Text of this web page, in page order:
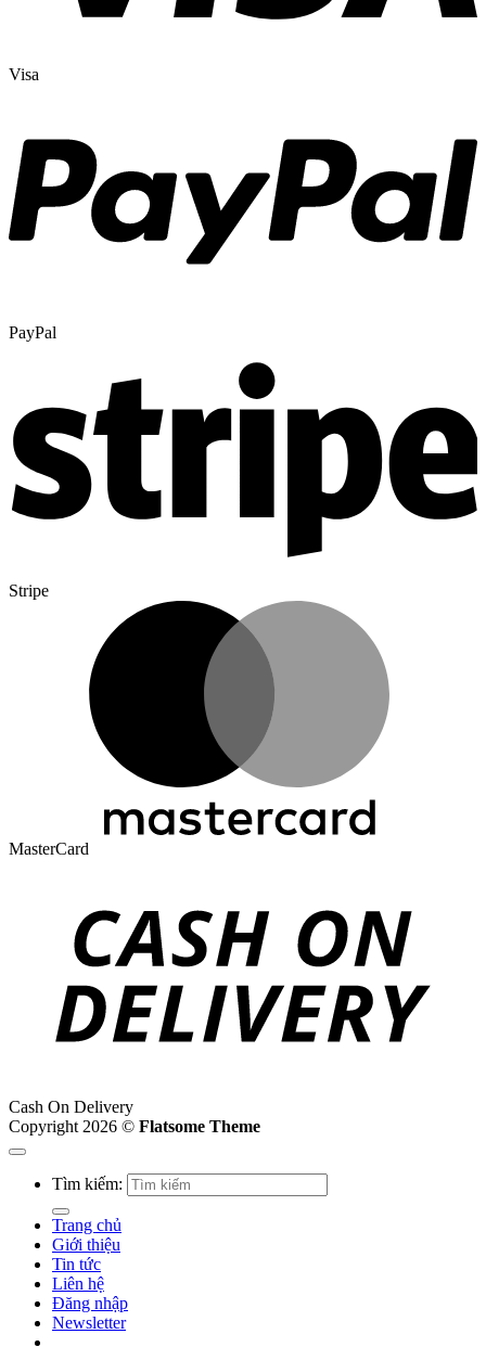
Visa
PayPal
Stripe
MasterCard
Cash On Delivery
Copyright 2026 © Flatsome Theme
Tìm kiếm:
Trang chủ
Giới thiệu
Tin tức
Liên hệ
Đăng nhập
Newsletter